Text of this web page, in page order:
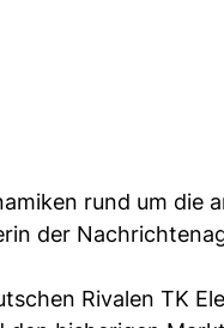
rund um die
der
Rivalen TK